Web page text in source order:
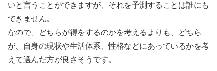
いと言うことができますが、それを予測することは誰にも
できません。
なので、どちらが得をするのかを考えるよりも、
どちら
が、自身の現状や生活体系、性格などにあっているかを考
えて選んだ方が良さそうです。